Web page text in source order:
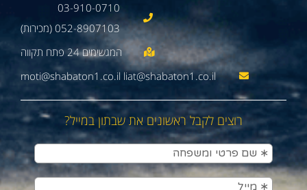
03-910-0710
052-8907103 (מכירות)
moti@shabaton1.co.il liat@shabaton1.co.il
רוצים לקבל ראשונים את שבתון במייל?